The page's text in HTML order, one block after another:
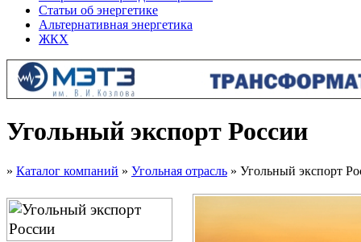
Статьи об энергетике
Альтернативная энергетика
ЖКХ
Угольный экспорт России
» Каталог компаний » Угольная отрасль » Угольный экспорт